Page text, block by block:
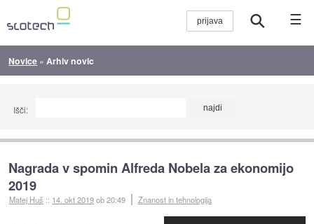
☰
Novice » Arhiv novic
Išči:
Nagrada v spomin Alfreda Nobela za ekonomijo
2019
Matej Huš :: 14. okt 2019ob 20:49 Znanost in tehnologija